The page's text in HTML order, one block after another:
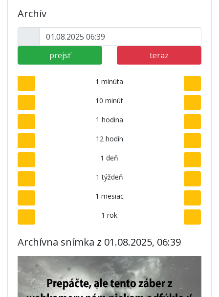
Archív
prejsť teraz
1 minúta
10 minút
1 hodina
12 hodín
1 deň
1 týždeň
1 mesiac
1 rok
Archívna snímka z 01.08.2025, 06:39